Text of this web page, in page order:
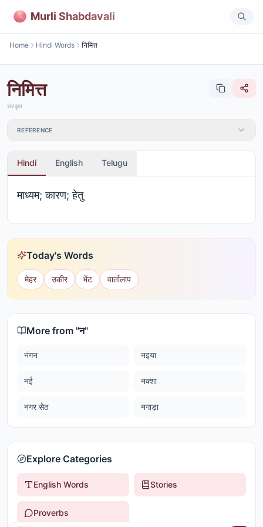
Murli Shabdavali
Home Hindi Words निमित्त
निमित्त
संस्कृत
REFERENCE
Hindi English Telugu
माध्यम; कारण; हेतु
Today's Words
मेहर उकीर भेंट वार्तालाप
More from "न"
नंगन नइया
नई नक्शा
नगर सेठ नगाड़ा
Explore Categories
English Words Stories
Proverbs